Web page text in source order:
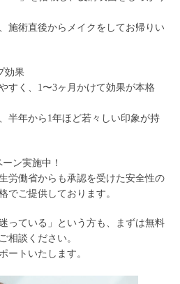
施術直後からメイクをしてお帰りい
効果
すく、1〜3ヶ月かけて効果が本格
半年から1年ほど若々しい印象が持
ン実施中！
労働省からも承認を受けた安全性の
でご提供しております。
っている」という方も、まずは無料
相談ください。
ートいたします。